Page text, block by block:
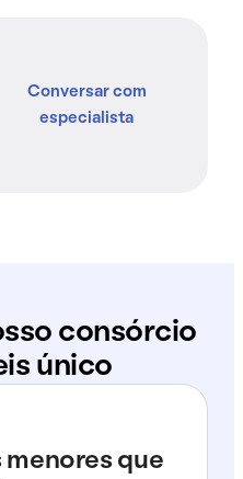
Conversar com
especialista
consórcio
único
menores que